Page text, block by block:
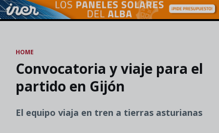
Skip to main content
HOME
Convocatoria y viaje para el
partido en Gijón
El equipo viaja en tren a tierras asturianas